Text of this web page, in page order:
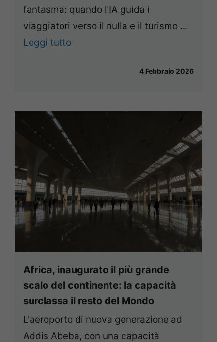
fantasma: quando l’IA guida i
viaggiatori verso il nulla e il turismo ...
Leggi tutto
4 Febbraio 2026
Africa, inaugurato il più grande
scalo del continente: la capacità
surclassa il resto del Mondo
L'aeroporto di nuova generazione ad
Addis Abeba, con una capacità